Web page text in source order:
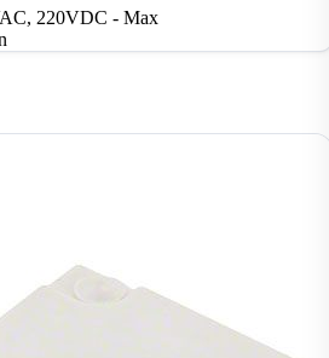
220VDC - Max